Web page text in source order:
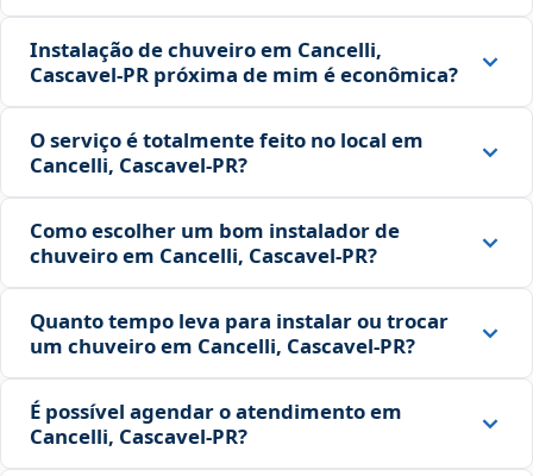
Instalação de chuveiro em Cancelli,
Cascavel‑PR próxima de mim é econômica?
O serviço é totalmente feito no local em
Cancelli, Cascavel‑PR?
Como escolher um bom instalador de
chuveiro em Cancelli, Cascavel‑PR?
Quanto tempo leva para instalar ou trocar
um chuveiro em Cancelli, Cascavel‑PR?
É possível agendar o atendimento em
Cancelli, Cascavel‑PR?